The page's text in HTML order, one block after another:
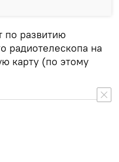
по развитию
радиотелескопа на
карту (по этому